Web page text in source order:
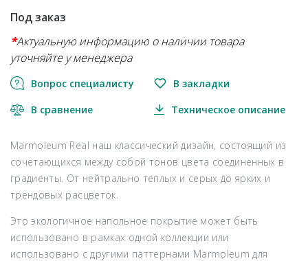
Под заказ
*Актуальную информацию о наличии товара
уточняйте у менеджера
Вопрос специалисту В закладки
В сравнение Техническое описание
Marmoleum Real наш классический дизайн, состоящий из
сочетающихся между собой тонов цвета соединенных в
градиенты. От нейтрально теплых и серых до ярких и
трендовых расцветок.
Это экологичное напольное покрытие может быть
использовано в рамках одной коллекции или
использовано с другими паттернами Marmoleum для